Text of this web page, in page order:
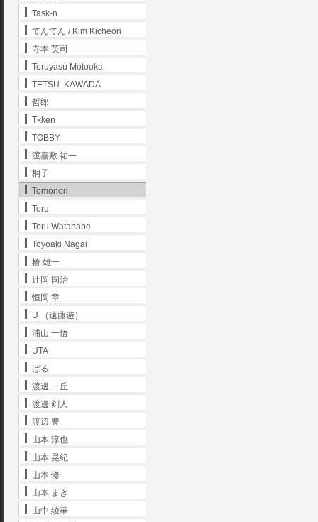
Task-n
てんてん / Kim Kicheon
寺本 英司
Teruyasu Motooka
TETSU. KAWADA
哲郎
Tkken
TOBBY
渡嘉敷 祐一
桐子
Tomonori
Toru
Toru Watanabe
Toyoaki Nagai
椿 雄一
辻岡 国治
恒岡 章
U （遠藤遊）
浦山 一悟
UTA
ばる
渡邊 一丘
渡邊 剣人
渡辺 豊
山本 淳也
山本 晃紀
山本 修
山本 まき
山中 綾華